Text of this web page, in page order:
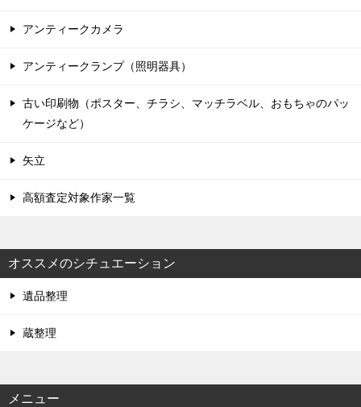
アンティークカメラ
アンティークランプ（照明器具）
古い印刷物（ポスター、チラシ、マッチラベル、おもちゃのパッ
ケージなど）
矢立
高額査定対象作家一覧
オススメのシチュエーション
遺品整理
蔵整理
メニュー